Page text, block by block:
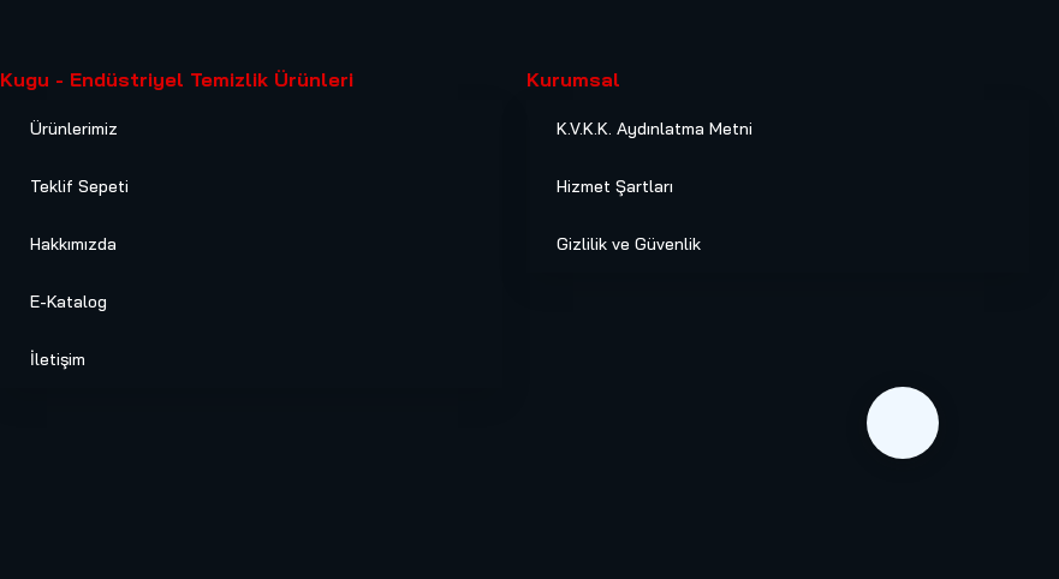
Kugu - Endüstriyel Temizlik Ürünleri
Ürünlerimiz
Teklif Sepeti
Hakkımızda
E-Katalog
İletişim
Kurumsal
K.V.K.K. Aydınlatma Metni
Hizmet Şartları
Gizlilik ve Güvenlik